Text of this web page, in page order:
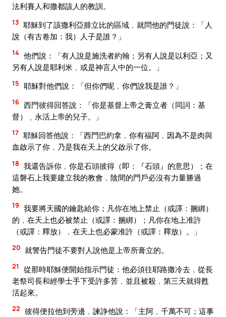
法利賽人和撒都該人的教訓。
13 耶穌到了該撒利亞腓立比的區域﹐就問他的門徒說：「人
說（有古卷加：我）人子是誰？」
14 他們說：「有人說是施洗者約翰；另有人說是以利亞；又
另有人說是耶利米﹐或是神言人中的一位。」
15 耶穌對他們說：「但你們呢﹐你們說我是誰？」
16 西門彼得回答說：「你是基督上帝之膏立者（同詞：基
督）﹑永活上帝的兒子。」
17 耶穌回答他說：「西門巴約拿﹐你有福阿﹐因為不是肉與
血啟示了你﹐乃是我在天上的父啟示了你。
18 我還告訴你﹐你是石頭彼得（即：『石頭』的意思）；在
這磐石上我要建立我的教會﹐陰間的門戶必沒有力量勝過
她。
19 我要將天國的鑰匙給你；凡你在地上禁止（或譯：捆綁）
的﹐在天上也必被禁止（或譯：捆綁）；凡你在地上准許
（或譯：釋放）﹐在天上也必蒙准許（或譯：釋放）。」
20 就警告門徒不要對人說他是上帝所膏立的。
21
從那時耶穌便開始指示門徒：他必須往耶路撒冷去﹐從長
老祭司長和經學士手下受許多苦﹐並且被殺﹐第三天就得甦
活起來。
22 彼得便拉他到旁邊﹐諫諍他說：「主阿﹐千萬不可；這事